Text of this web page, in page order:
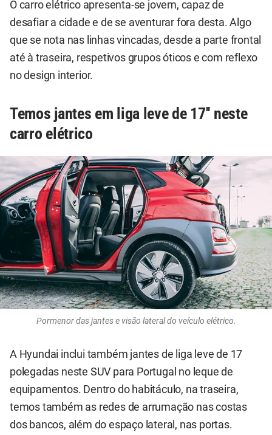
O carro elétrico apresenta-se jovem, capaz de
desafiar a cidade e de se aventurar fora desta. Algo
que se nota nas linhas vincadas, desde a parte frontal
até à traseira, respetivos grupos óticos e com reflexo
no design interior.
Temos jantes em liga leve de 17'' neste
carro elétrico
Pormenor das jantes e visão lateral do veículo elétrico.
A Hyundai inclui também jantes de liga leve de 17
polegadas neste SUV para Portugal no leque de
equipamentos. Dentro do habitáculo, na traseira,
temos também as redes de arrumação nas costas
dos bancos, além do espaço lateral, nas portas.